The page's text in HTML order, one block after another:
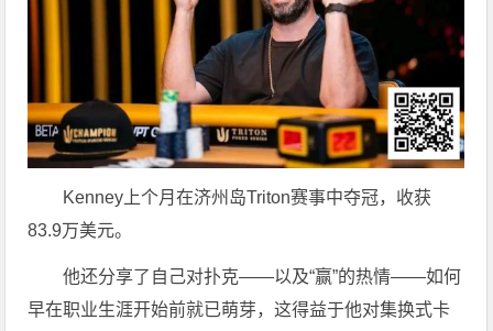
Kenney上个月在济州岛Triton赛事中夺冠，收获
83.9万美元。
他还分享了自己对扑克——以及“赢”的热情——如何
早在职业生涯开始前就已萌芽，这得益于他对集换式卡